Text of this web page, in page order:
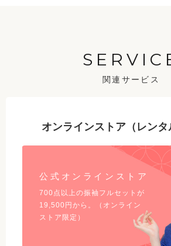
関連サービス
オンラインストア（レンタ
公式オンラインストア
700点以上の振袖フルセットが
19,500 円から。（オンライン
ストア限定）